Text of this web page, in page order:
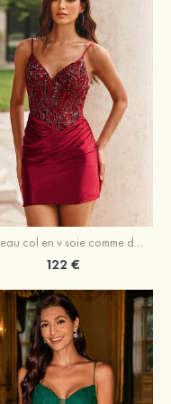
Fourreau col en v soie comme du satin courte/mini robe de fête de la rentrée avec paillettes
122 €